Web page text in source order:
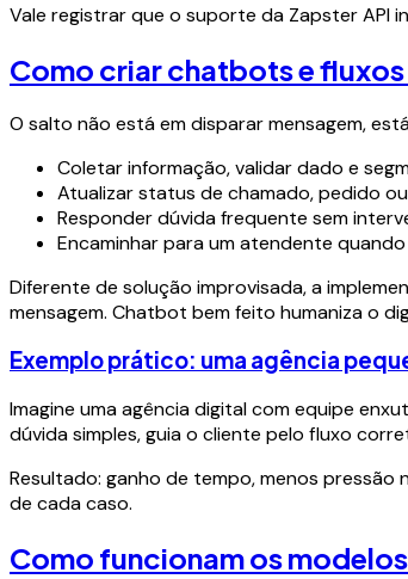
Vale registrar que o suporte da Zapster API
Como criar chatbots e
O salto não está em disparar mensagem,
Coletar informação, validar dado e
Atualizar status de chamado, pedido
Responder dúvida frequente sem
Encaminhar para um atendente
Diferente de solução improvisada, a
mensagem. Chatbot bem feito humaniza o
Exemplo prático: uma agência
Imagine uma agência digital com equipe
dúvida simples, guia o cliente pelo fluxo
Resultado: ganho de tempo, menos
de cada caso.
Como funcionam os